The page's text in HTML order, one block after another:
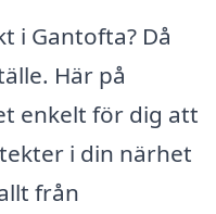
i Gantofta? Då
Här på
enkelt för dig att
i din närhet
från